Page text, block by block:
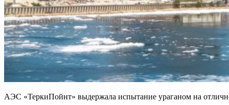
АЭС «ТеркиПойнт» выдержала испытание ураганом на